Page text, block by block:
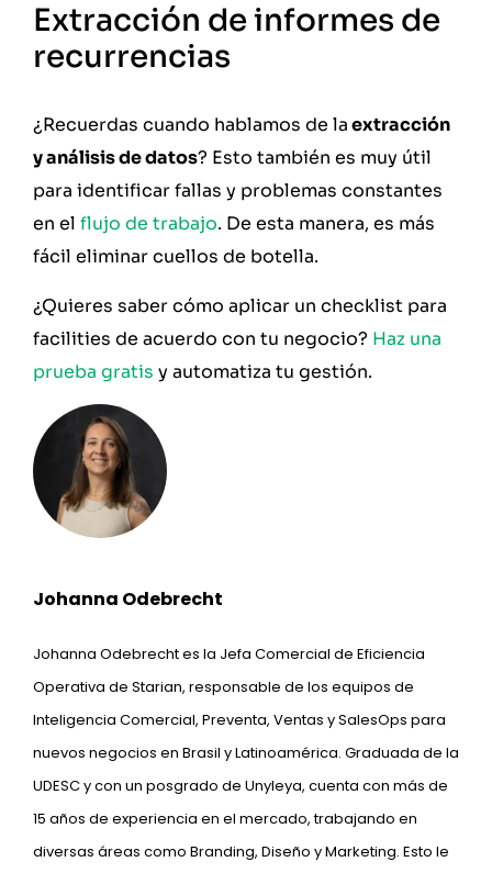
Extracción de informes de
recurrencias
¿Recuerdas cuando hablamos de laextracción
y análisis de datos? Esto también es muy útil
para identificar fallas y problemas constantes
en el flujo de trabajo. De esta manera, es más
fácil eliminar cuellos de botella.
¿Quieres saber cómo aplicar un checklist para
facilities de acuerdo con tu negocio? Haz una
prueba gratis y automatiza tu gestión.
Johanna Odebrecht
Johanna Odebrecht es la Jefa Comercial de Eficiencia
Operativa de Starian, responsable de los equipos de
Inteligencia Comercial, Preventa, Ventas y SalesOps para
nuevos negocios en Brasil y Latinoamérica. Graduada de la
UDESC y con un posgrado de Unyleya, cuenta con más de
15 años de experiencia en el mercado, trabajando en
diversas áreas como Branding, Diseño y Marketing. Esto le